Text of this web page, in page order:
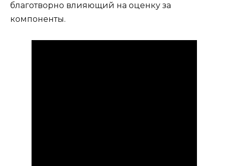
благотворно влияющий на оценку за
компоненты.